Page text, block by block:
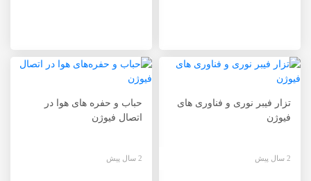
تزار فیبر نوری و فناوری های
فیوژن
حباب و حفره‌ های هوا در
اتصال فیوژن